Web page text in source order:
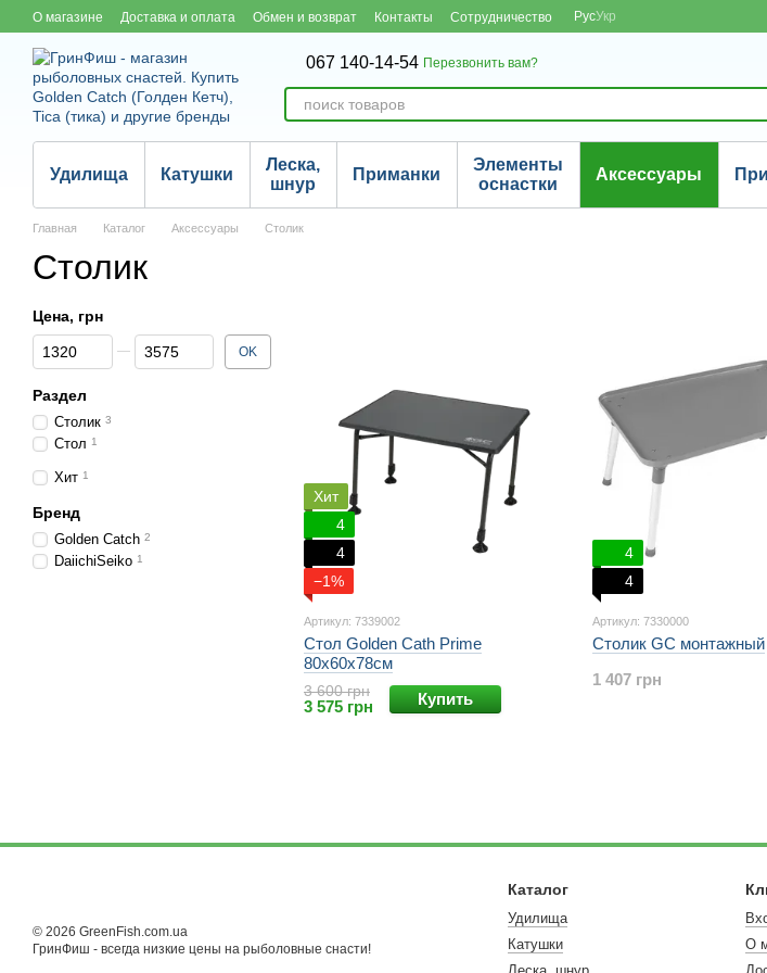
Перейти к основному контенту
О магазине Доставка и оплата Обмен и возврат Контакты Сотрудничество РусУкр
067 140-14-54 Перезвонить вам?
Удилища Катушки
Леска,
шнур
Приманки
Элементы
оснастки
Аксессуары
Главная Каталог Аксессуары Столик
Столик
Хит
4
4
−1%
Артикул: 7339002
Стол Golden Cath Prime
80х60х78см
3 600 грн
3 575 грн Купить
4
4
Артикул: 7330000
Столик GC монтажный
1 407 грн
Цена, грн
От Цена, грн
До Цена, грн OK
Раздел
Столик 3
Стол 1
Хит 1
Бренд
Golden Catch 2
DaiichiSeiko 1
© 2026 GreenFish.com.ua
ГринФиш - всегда низкие цены на рыболовные снасти!
Каталог
Удилища
Катушки
О